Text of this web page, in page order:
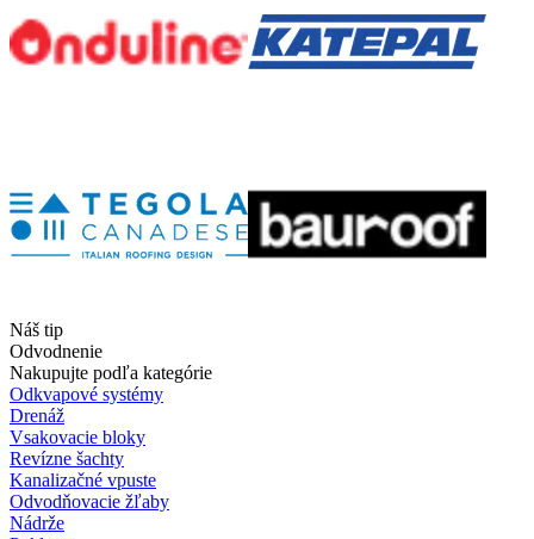
Náš tip
Odvodnenie
Nakupujte podľa kategórie
Odkvapové systémy
Drenáž
Vsakovacie bloky
Revízne šachty
Kanalizačné vpuste
Odvodňovacie žľaby
Nádrže